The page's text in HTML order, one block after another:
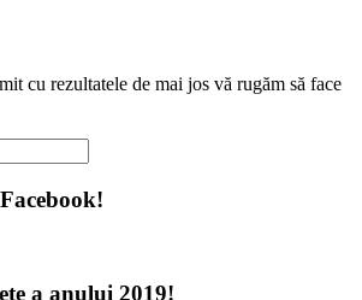
cu rezultatele de mai jos vă rugăm să face
a anului 2019!